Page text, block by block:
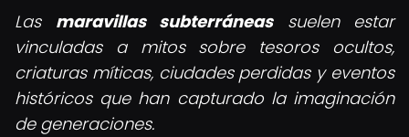
Las maravillas subterráneassuelen estar
vinculadas a mitos sobre tesoros ocultos,
criaturas míticas, ciudades perdidas y eventos
históricos que han capturado la imaginación
de generaciones.